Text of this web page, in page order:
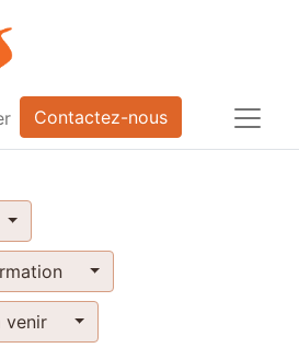
Contactez-nous
venir